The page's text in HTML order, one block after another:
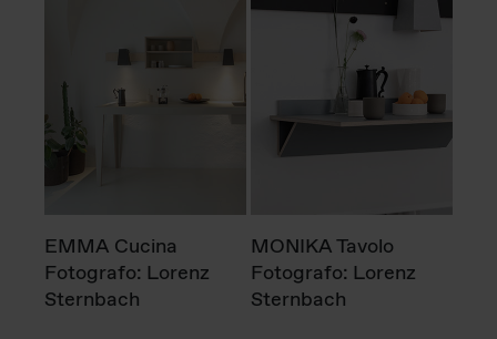
EMMA Cucina
Fotografo: Lorenz
Sternbach
MONIKA Tavolo
Fotografo: Lorenz
Sternbach